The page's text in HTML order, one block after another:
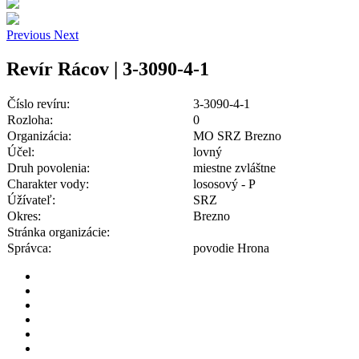
Previous Next
Revír Rácov | 3-3090-4-1
Číslo revíru:
3-3090-4-1
Rozloha:
0
Organizácia:
MO SRZ Brezno
Účel:
lovný
Druh povolenia:
miestne zvláštne
Charakter vody:
lososový - P
Úžívateľ:
SRZ
Okres:
Brezno
Stránka organizácie:
Správca:
povodie Hrona